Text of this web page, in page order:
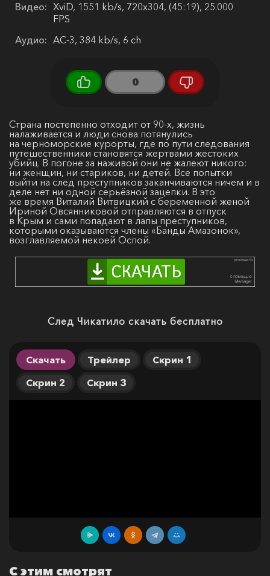
Видео: XviD, 1551 kb/s, 720x304, (45:19), 25.000
FPS
Аудио: AC-3, 384 kb/s, 6 ch
0
Страна постепенно отходит от 90-х, жизнь
налаживается и люди снова потянулись
на черноморские курорты, где по пути следования
путешественники становятся жертвами жестоких
убийц. В погоне за наживой они не жалеют никого:
ни женщин, ни стариков, ни детей. Все попытки
выйти на след преступников заканчиваются ничем и в
деле нет ни одной серьёзной зацепки. В это
же время Виталий Витвицкий с беременной женой
Ириной Овсянниковой отправляются в отпуск
в Крым и сами попадают в лапы преступников,
которыми оказываются члены «Банды Амазонок»,
возглавляемой некоей Оспой.
След Чикатило скачать бесплатно
Скачать Трейлер
Скрин 1
Скрин 2
Скрин 3
С этим смотрят